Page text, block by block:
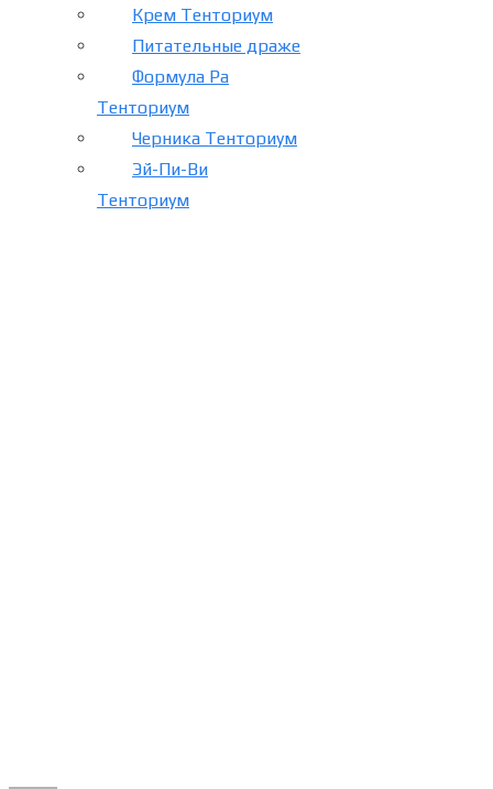
Крем Тенториум
Питательные драже
Формула Ра
Тенториум
Черника Тенториум
Эй-Пи-Ви
Тенториум